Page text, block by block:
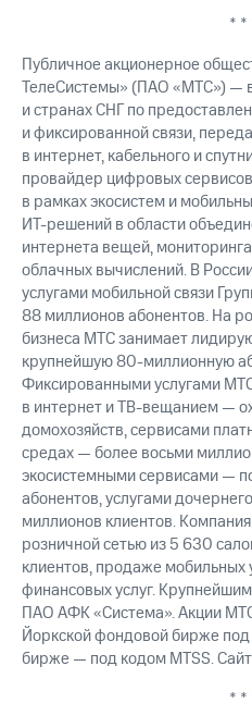
* *
Публичное акционерное
ТелеСистемы» (ПАО «МТС») —
и странах СНГ по
и фиксированной связи,
в интернет, кабельного и
провайдер цифровых
в рамках экосистем и
ИТ-решений в области
интернета вещей,
облачных вычислений. В
услугами мобильной связи
88 миллионов абонентов. На
бизнеса МТС занимает
крупнейшую 80-миллионную
Фиксированными услугами
в интернет и ТВ-вещанием —
домохозяйств, сервисами
средах — более восьми
экосистемными сервисами —
абонентов, услугами
миллионов клиентов.
розничной сетью из 5 630
клиентов, продаже мобильных
финансовых услуг.
ПАО АФК «Система». Акции
Йоркской фондовой бирже
бирже — под кодом MTSS.